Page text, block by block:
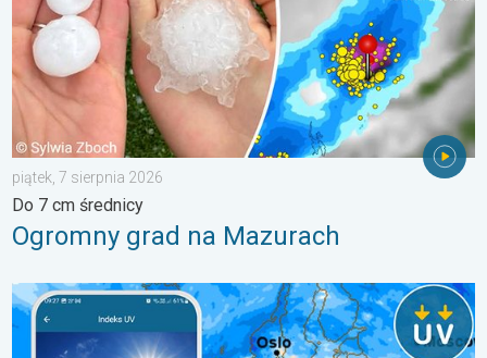
piątek, 7 sierpnia 2026
Do 7 cm średnicy
Ogromny grad na Mazurach
Brak opadów do końca tygodnia. Chroń się przed słońcem. .